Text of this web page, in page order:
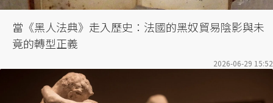
當《黑人法典》走入歷史：法國的黑奴貿易陰影與未
竟的轉型正義
2026-06-29 15:52